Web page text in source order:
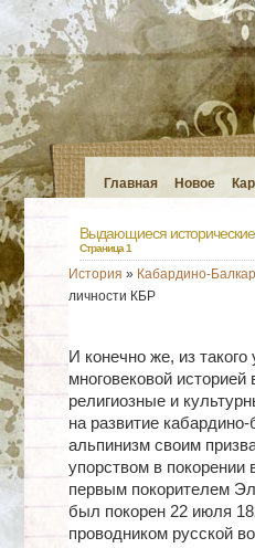
Главная Новое
Выдающиеся
Страница 1
История » Кабардино-
личности КБР
И конечно же, из такого
многовековой
религиозные и
на развитие
альпинизм своим
упорством в покорении
первым покорителем
был покорен 22 июля
проводником русской